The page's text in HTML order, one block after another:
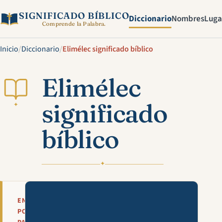
SIGNIFICADO BÍBLICO
Comprende la Palabra. DiccionarioNombres
Inicio/Diccionario/Elimélec significado bíblico
✦
Elimélec
significado
bíblico
✦
EN
POCAS
Mira esta explicación en